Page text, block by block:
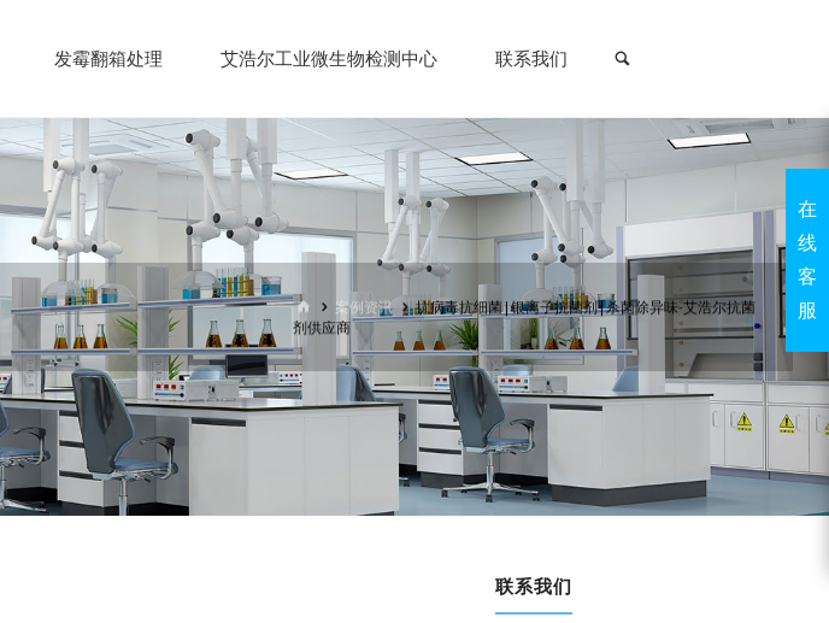
发霉翻箱处理 艾浩尔工业微生物检测中心 联系我们
首
页
案例资讯
抗病毒抗细菌 | 银离子抗菌剂 | 杀菌除异味-艾浩尔抗菌
剂供应商
联系我们
在
线
客
服